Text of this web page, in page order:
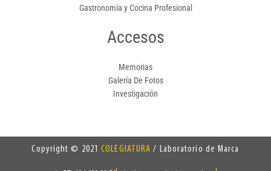
Gastronomía y Cocina Profesional
Accesos
Memorias
Galería De Fotos
Investigación
Copyright © 2021COLEGIATURA / Laboratorio de Marca